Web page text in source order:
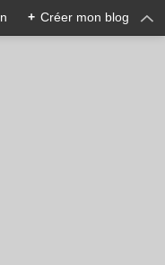
+ Créer mon blog